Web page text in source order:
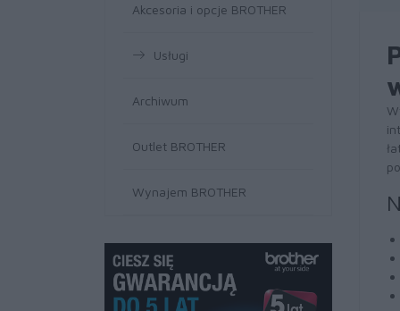
Akcesoria i opcje BROTHER
Usługi
Archiwum
Outlet BROTHER
Wynajem BROTHER